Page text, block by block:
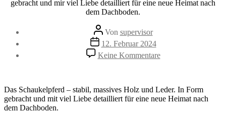
gebracht und mir viel Liebe detailliert für eine neue Heimat nach
dem Dachboden.
Beitragsautor
Von supervisor
Veröffentlichungsdatum
12. Februar 2024
Keine Kommentarezu
Das
Das Schaukelpferd – stabil, massives Holz und Leder. In Form
gebracht und mit viel Liebe detailliert für eine neue Heimat nach
dem Dachboden.